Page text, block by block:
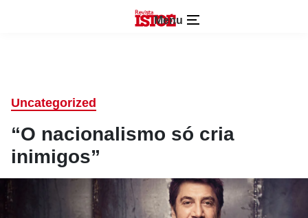
Menu
Uncategorized
“O nacionalismo só cria
inimigos”